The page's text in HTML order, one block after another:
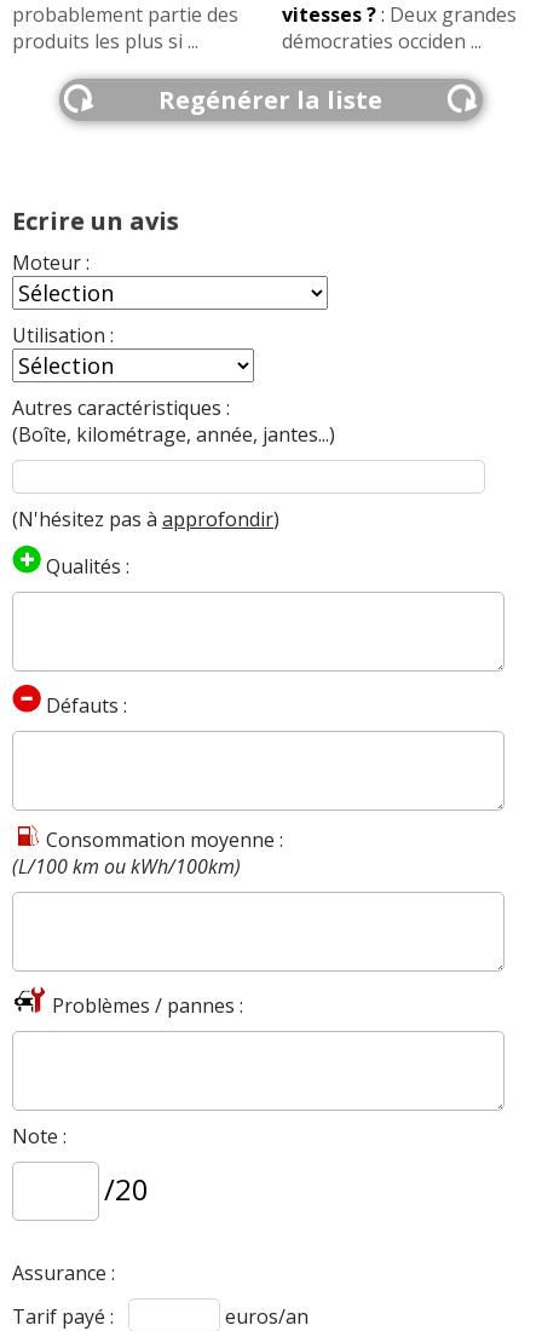
probablement partie des
produits les plus si ...
vitesses ?: Deux grandes
démocraties occiden ...
Regénérer la liste
Ecrire un avis
Moteur :
Utilisation :
Autres caractéristiques :
(Boîte, kilométrage, année, jantes...)
(N'hésitez pas à approfondir)
Qualités :
Défauts :
Consommation moyenne :
(L/100 km ou kWh/100km)
Problèmes / pannes :
Note :
/20
Assurance :
Tarif payé :
euros/an